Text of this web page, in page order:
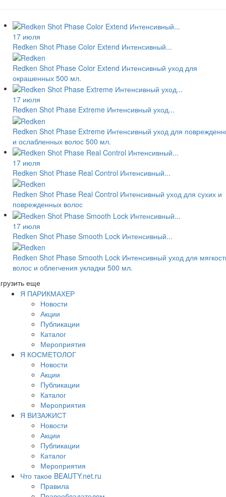
17 июля
Redken Shot Phase Color Extend Интенсивный...
Redken Shot Phase Color Extend Интенсивный уход для
окрашенных 500 мл.
17 июля
Redken Shot Phase Extreme Интенсивный уход...
Redken Shot Phase Extreme Интенсивный уход для
и ослабленных волос 500 мл.
17 июля
Redken Shot Phase Real Control Интенсивный...
Redken Shot Phase Real Control Интенсивный уход для сухих и
поврежденных волос
17 июля
Redken Shot Phase Smooth Lock Интенсивный...
Redken Shot Phase Smooth Lock Интенсивный уход для
волос и облегчения укладки 500 мл.
еще
Я ПАРИКМАХЕР
Новости
Акции
Публикации
Каталог
Мероприятия
Я КОСМЕТОЛОГ
Новости
Акции
Публикации
Каталог
Мероприятия
Я ВИЗАЖИСТ
Новости
Акции
Публикации
Каталог
Мероприятия
Что такое BEAUTY.net.ru
Правила